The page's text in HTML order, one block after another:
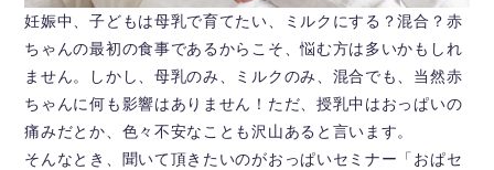
妊娠中、子どもは母乳で育てたい、ミルクにする？混合？赤
ちゃんの最初の食事であるからこそ、悩む方は多いかもしれ
ません。しかし、母乳のみ、ミルクのみ、混合でも、当然赤
ちゃんに何も影響はありません！ただ、授乳中はおっぱいの
痛みだとか、色々不安なことも沢山あると言います。
そんなとき、聞いて頂きたいのがおっぱいセミナー「おぱセ